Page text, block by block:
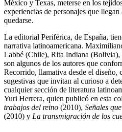
México y Texas, meterse en los
experiencias de personajes que llegan
quedarse.
La editorial Periférica, de España,
narrativa latinoamericana.
Labbé (Chile), Rita Indiana
son algunos de los autores que
Recorrido, llamativa desde el diseño,
sugestivas que invitan al curioso a
cualquier sección de literatura
Yuri Herrera, quien publicó en esta
trabajos del reino (2010), Señales
(2010) y La transmigración de los